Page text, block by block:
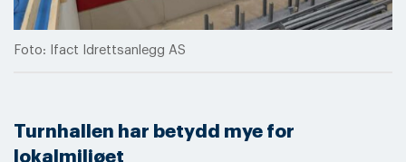
Foto: Ifact Idrettsanlegg AS
Turnhallen har betydd mye for
lokalmiljøet